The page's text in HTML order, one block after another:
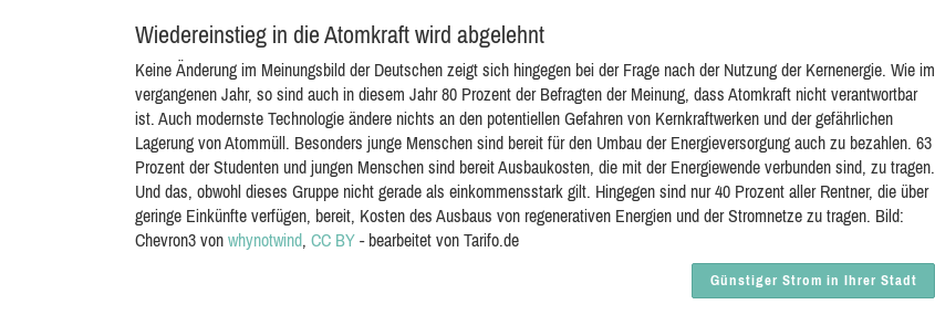
Wiedereinstieg in die Atomkraft wird abgelehnt
Keine Änderung im Meinungsbild der Deutschen zeigt sich hingegen bei der Frage nach der Nutzung der Kernenergie. Wie im
vergangenen Jahr, so sind auch in diesem Jahr 80 Prozent der Befragten der Meinung, dass Atomkraft nicht verantwortbar
ist. Auch modernste Technologie ändere nichts an den potentiellen Gefahren von Kernkraftwerken und der gefährlichen
Lagerung von Atommüll. Besonders junge Menschen sind bereit für den Umbau der Energieversorgung auch zu bezahlen. 63
Prozent der Studenten und jungen Menschen sind bereit Ausbaukosten, die mit der Energiewende verbunden sind, zu tragen.
Und das, obwohl dieses Gruppe nicht gerade als einkommensstark gilt. Hingegen sind nur 40 Prozent aller Rentner, die über
geringe Einkünfte verfügen, bereit, Kosten des Ausbaus von regenerativen Energien und der Stromnetze zu tragen. Bild:
Chevron3 von whynotwind, CC BY - bearbeitet von Tarifo.de
Günstiger Strom in Ihrer Stadt